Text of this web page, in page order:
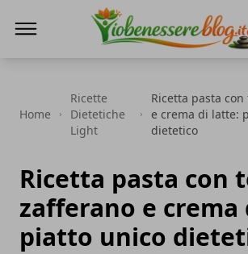
Home
Ricette
Dietetiche
Light
Ricetta pasta
e crema di latte:
dietetico
Ricetta pasta con
zafferano e
piatto unico